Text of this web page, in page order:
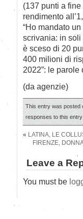
(137 punti a
rendimento
“Ho mandato
scrivania: in
è sceso di 20
400 milioni di
2022”: le
(da agenzie)
This entry was posted
responses to this
« LATINA, LE
FIRENZE,
Leave a
You must be